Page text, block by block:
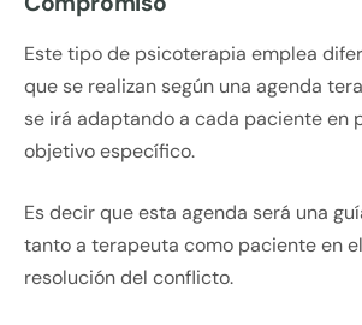
Este tipo de psicoterapia emplea
que se realizan según una agenda
se irá adaptando a cada paciente en
objetivo específico.
Es decir que esta agenda será una
tanto a terapeuta como paciente en
resolución del conflicto.